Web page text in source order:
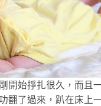
開始掙扎很久，而且
翻了過來，趴在床上